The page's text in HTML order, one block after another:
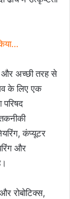
और अच्छी तरह से
के लिए एक
कंप्यूटर
और
रोबोटिक्स,